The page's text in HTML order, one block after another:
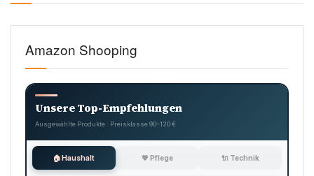
Amazon Shooping
Unsere Top-Empfehlungen
Ausgewählte Produkte · Preisklasse 90–120 €
🏠 Haushalt 💖 Pflege 🔌 Technik